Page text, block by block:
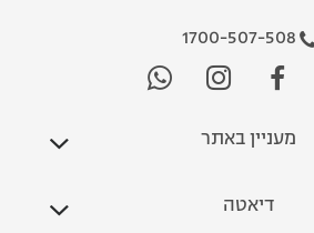
1700-507-508
מעניין באתר
דיאטה